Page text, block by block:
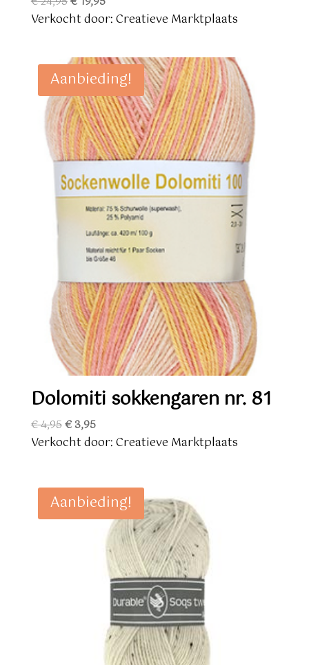
prijs
prijs
Verkocht door: Creatieve Marktplaats
Aanbieding!
Dolomiti sokkengaren nr. 81
€4,95Oorspronkelijke
prijs
€3,95Huidige
prijs
Verkocht door: Creatieve Marktplaats
Aanbieding!